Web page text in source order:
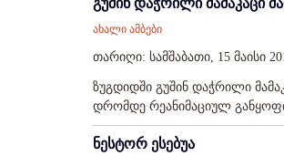
გუშინ დაჭრილი მამაკაცი
ახალი ამბები
თარიღი: სამშაბათი, 15 მაისი
ზუგდიდში გუშინ დაჭრილი
დრომდე რეანიმაციულ
ნესტორ ესებუა